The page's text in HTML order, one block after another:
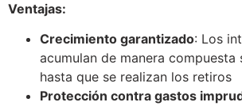
Ventajas:
Crecimiento garantizado: Los
acumulan de manera compuesta
hasta que se realizan los retiros
Protección contra gastos